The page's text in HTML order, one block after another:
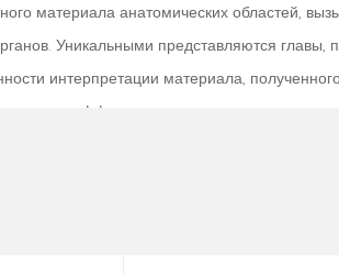
материала анатомических областей,
Уникальными представляются
интерпретации материала,
дифференциального диагноза и
авторами как практический атлас-